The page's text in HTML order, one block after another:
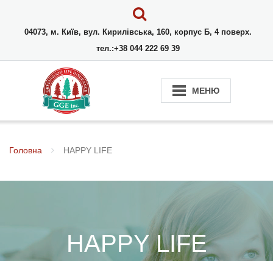
04073, м. Київ, вул. Кирилівська, 160, корпус Б, 4 поверх.
тел.:+38 044 222 69 39
МЕНЮ
Головна HAPPY LIFE
HAPPY LIFE